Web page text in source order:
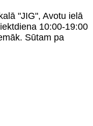
"JIG", Avotu ielā
10:00-19:00
Sūtam pa